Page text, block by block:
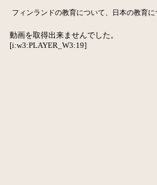
フィンランドの教育について、日本の教育に